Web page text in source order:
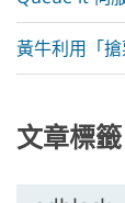
黃牛利用「
文章標籤